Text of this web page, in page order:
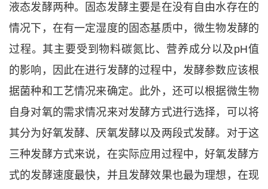
液态发酵两种。固态发酵主要是在没有自由水存在的
情况下，在有一定湿度的固态基质中，微生物发酵的
过程。其主要受到物料碳氮比、营养成分以及pH值
的影响，因此在进行发酵的过程中，发酵参数应该根
据菌种和工艺情况来确定。此外，还可以根据微生物
自身对氧的需求情况来对发酵方式进行选择，可以将
其分为好氧发酵、厌氧发酵以及两段式发酵。对于这
三种发酵方式来说，在实际应用过程中，好氧发酵方
式的发酵速度最快，并且发酵效果也最为理想，在现